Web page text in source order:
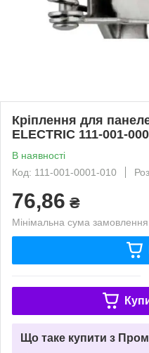
Кріплення для
ELECTRIC 111-001-
В наявності
Код: 111-001-0001-010
76,86 ₴
Мінімальна сума
Що таке купити з